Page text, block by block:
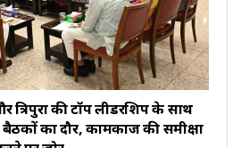
त्रिपुरा की टॉप लीडरशिप के साथ
का दौर, कामकाज की समीक्षा